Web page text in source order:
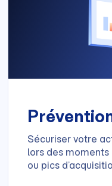
Sécuriser votre
lors des
ou pics